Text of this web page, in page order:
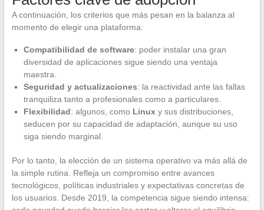
A continuación, los criterios que más pesan en la balanza al
momento de elegir una plataforma:
Compatibilidad de software: poder instalar una gran
diversidad de aplicaciones sigue siendo una ventaja
maestra.
Seguridad y actualizaciones: la reactividad ante las fallas
tranquiliza tanto a profesionales como a particulares.
Flexibilidad: algunos, como Linuxy sus distribuciones,
seducen por su capacidad de adaptación, aunque su uso
siga siendo marginal.
Por lo tanto, la elección de un sistema operativo va más allá de
la simple rutina. Refleja un compromiso entre avances
tecnológicos, políticas industriales y expectativas concretas de
los usuarios. Desde 2019, la competencia sigue siendo intensa: